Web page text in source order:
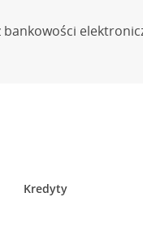
internetowychlub
przejdź do
Kredyty